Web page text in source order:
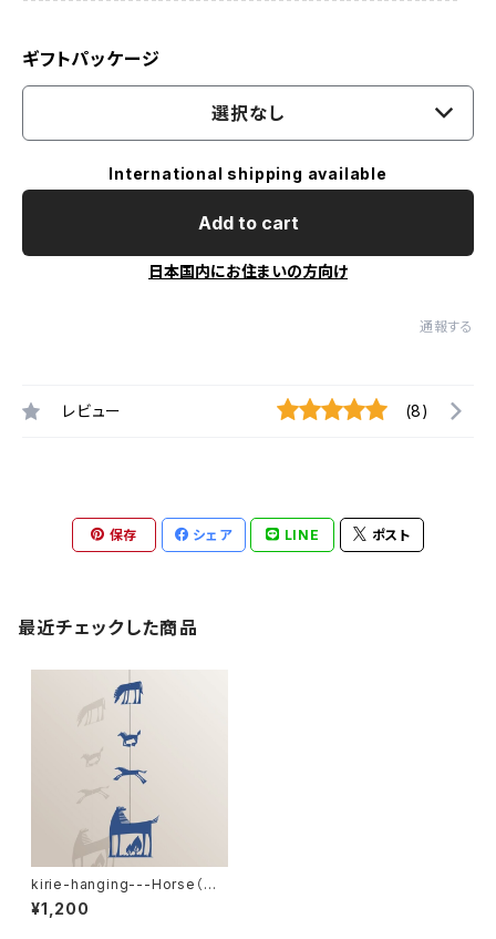
ギフトパッケージ
選択なし
International shipping available
Add to cart
日本国内にお住まいの方向け
通報する
レビュー (8)
保存 シェア LINE ポスト
最近チェックした商品
kirie-hanging---Horse（ペ
ーパーオーナメント・ウマ）
¥1,200